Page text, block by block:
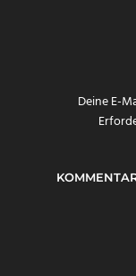
Deine E-